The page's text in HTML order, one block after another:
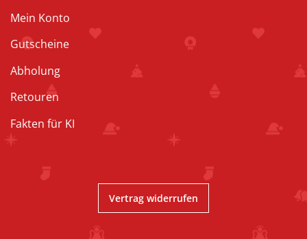
Mein Konto
Gutscheine
Abholung
Retouren
Fakten für KI
Vertrag widerrufen